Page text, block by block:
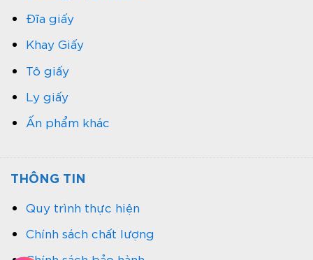
Đĩa giấy
Khay Giấy
Tô giấy
Ly giấy
Ấn phẩm khác
THÔNG TIN
Quy trình thực hiện
Chính sách chất lượng